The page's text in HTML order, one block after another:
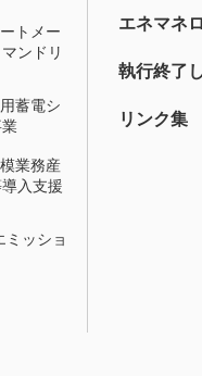
トメー
ンドリ
蓄電シ
業務産
入支援
ミッショ
エネマネ
執行終了
リンク集